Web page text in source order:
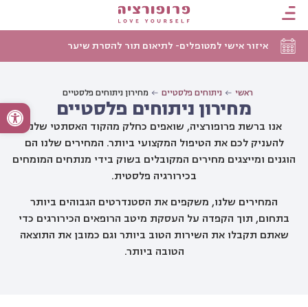
פתח
איזור אישי למטופלים- לתיאום תור להסרת שיער
ראשי ניתוחים פלסטיים מחירון ניתוחים פלסטיים
מחירון ניתוחים פלסטיים
אנו ברשת פרופורציה, שואפים כחלק מהקוד האסתטי שלנו
להעניק לכם את הטיפול המקצועי ביותר. המחירים שלנו הם
הוגנים ומייצגים מחירים המקובלים בשוק בידי מנתחים המומחים
בכירורגיה פלסטית.
המחירים שלנו, משקפים את הסטנדרטים הגבוהים ביותר
בתחום, תוך הקפדה על העסקת מיטב הרופאים הכירורגים כדי
שאתם תקבלו את השירות הטוב ביותר וגם כמובן את התוצאה
הטובה ביותר.